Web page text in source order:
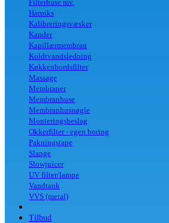
Filterhuse mv.
Harpiks
Kalibreringsvæsker
Kander
Kapillærmembran
Koldtvandsledning
Køkkenbordsfilter
Massage
Membraner
Membranhuse
Membranhusnøgle
Monteringsbeslag
Okkerfilter - egen boring
Pakningstape
Slange
Slowjuicer
UV filter/lampe
Vandtank
VVS (metal)
Tilbud